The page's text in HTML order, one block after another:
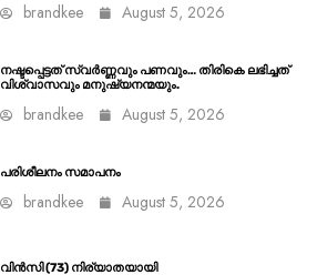
brandkee August 5, 2026
നഷ്ടപ്പെട്ടത് സ്വർണ്ണവും പണവും… തിരികെ ലഭിച്ചത്
വിശ്വാസവും മനുഷ്യനന്മയും.
brandkee August 5, 2026
പരിശീലനം സമാപനം
brandkee August 5, 2026
വിൻസി (73) നിര്യാതയായി